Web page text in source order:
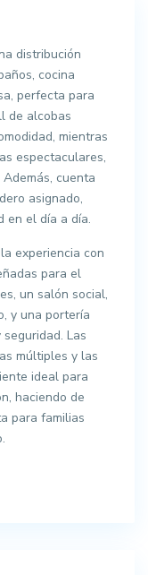
distribución
cocina
perfecta para
de alcobas
mientras
espectaculares,
cuenta
asignado,
en el día a día.
experiencia con
para el
un salón social,
y una portería
Las
múltiples y las
ideal para
haciendo de
para familias